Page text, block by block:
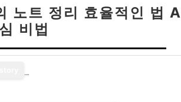
노트 정리 효율적인 법 A
비법